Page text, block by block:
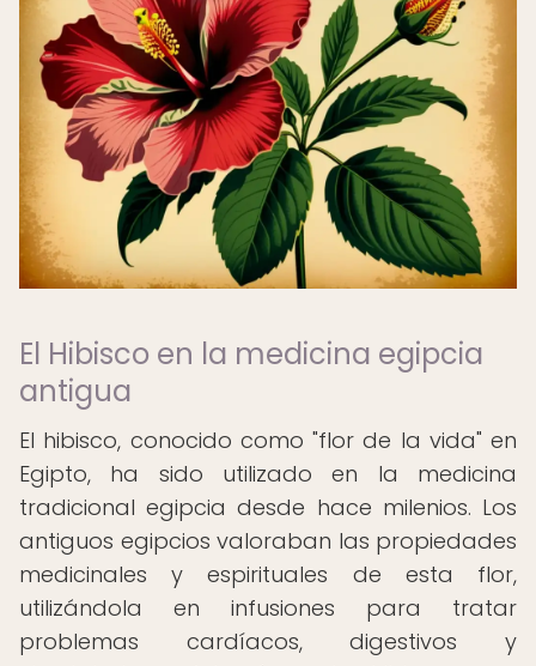
El Hibisco en la medicina egipcia
antigua
El hibisco, conocido como "flor de la vida" en
Egipto, ha sido utilizado en la medicina
tradicional egipcia desde hace milenios. Los
antiguos egipcios valoraban las propiedades
medicinales y espirituales de esta flor,
utilizándola en infusiones para tratar
problemas cardíacos, digestivos y